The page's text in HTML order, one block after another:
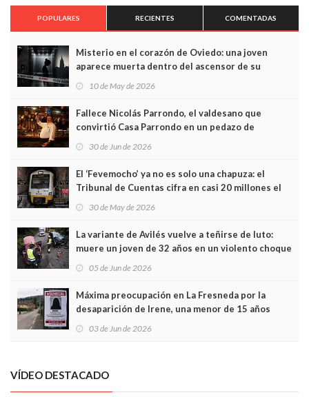
POPULARES RECIENTES COMENTADAS
Misterio en el corazón de Oviedo: una joven
aparece muerta dentro del ascensor de su
edificio y las cámaras captan sus últimos minutos
10 de May de 2026
Fallece Nicolás Parrondo, el valdesano que
convirtió Casa Parrondo en un pedazo de
Asturias en Madrid
30 de Jun de 2026
El ‘Fevemocho’ ya no es solo una chapuza: el
Tribunal de Cuentas cifra en casi 20 millones el
sobrecoste de los trenes que no cabían por los
30 de May de 2026
La variante de Avilés vuelve a teñirse de luto:
muere un joven de 32 años en un violento choque
frontal
05 de Jun de 2026
Máxima preocupación en La Fresneda por la
desaparición de Irene, una menor de 15 años
03 de Jun de 2026
VÍDEO DESTACADO